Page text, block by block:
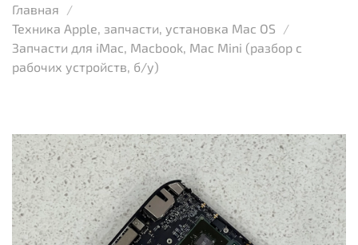
Главная
Техника Apple, запчасти, установка Mac OS
Запчасти для iMac, Macbook, Mac Mini (разбор с
рабочих устройств, б/у)